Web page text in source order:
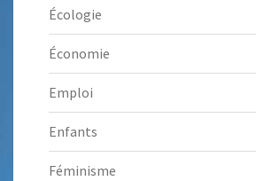
Écologie
Économie
Emploi
Enfants
Féminisme